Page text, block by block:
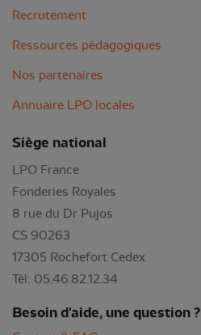
Recrutement
Ressources pédagogiques
Nos partenaires
Annuaire LPO locales
Siège national
LPO France
Fonderies Royales
8 rue du Dr Pujos
CS 90263
17305 Rochefort Cedex
Tél: 05.46.82.12.34
Besoin d'aide, une question ?